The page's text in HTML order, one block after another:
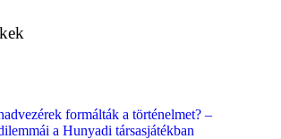
formálták a történelmet? –
a Hunyadi társasjátékban